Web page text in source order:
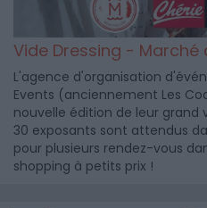
Vide Dressing - Marché
L'agence d'organisation
Events (anciennement Les
nouvelle édition de leur grand
30 exposants sont attendus
pour plusieurs rendez-vous
shopping à petits prix !